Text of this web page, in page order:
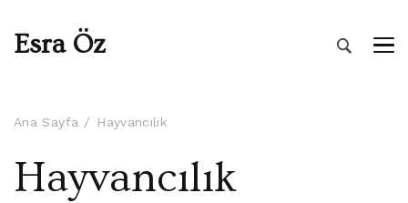
Esra Öz
Ana Sayfa Hayvancılık
Hayvancılık